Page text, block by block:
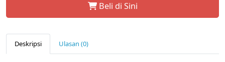
Beli di Sini
Deskripsi Ulasan (0)